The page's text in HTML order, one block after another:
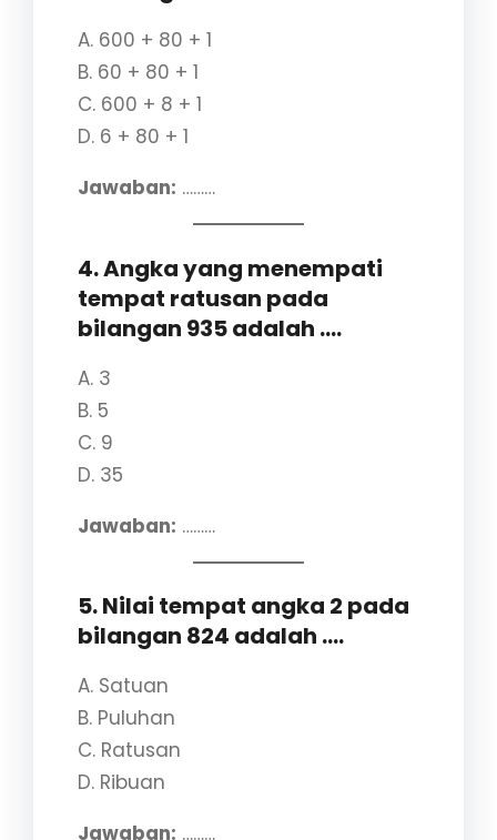
A. 600 + 80 + 1
B. 60 + 80 + 1
C. 600 + 8 + 1
D. 6 + 80 + 1
Jawaban: ………
4. Angka yang menempati
tempat ratusan pada
bilangan 935 adalah ….
A. 3
B. 5
C. 9
D. 35
Jawaban: ………
5. Nilai tempat angka 2 pada
bilangan 824 adalah ….
A. Satuan
B. Puluhan
C. Ratusan
D. Ribuan
Jawaban: ………